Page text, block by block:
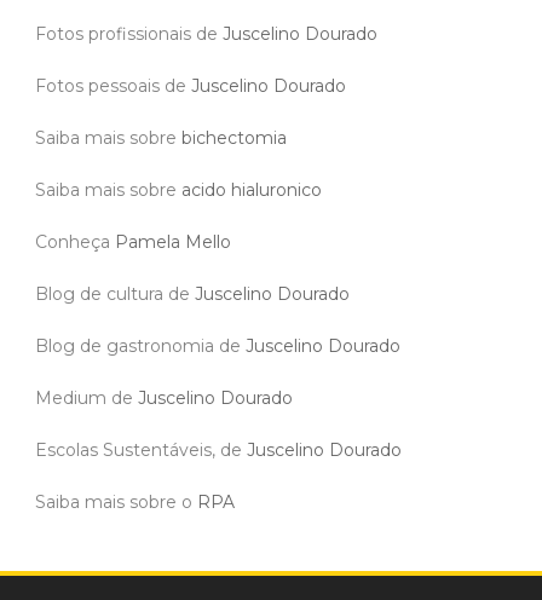
Fotos profissionais de Juscelino Dourado
Fotos pessoais de Juscelino Dourado
Saiba mais sobre bichectomia
Saiba mais sobre acido hialuronico
Conheça Pamela Mello
Blog de cultura de Juscelino Dourado
Blog de gastronomia de Juscelino Dourado
Medium de Juscelino Dourado
Escolas Sustentáveis, de Juscelino Dourado
Saiba mais sobre o RPA